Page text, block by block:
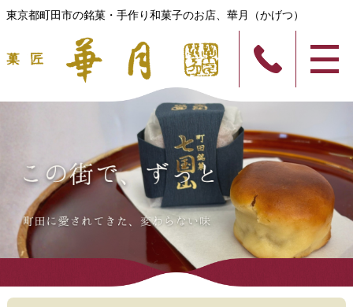
東京都町田市の銘菓・手作り和菓子のお店、華月（かげつ）